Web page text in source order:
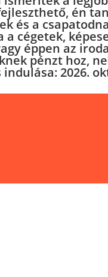
én
és a
a cégetek,
éppen az
pénzt hoz,
indulása: 2026.